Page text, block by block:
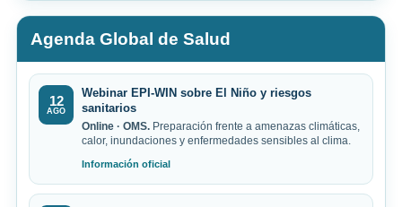
Agenda Global de Salud
12
AGO
Webinar EPI-WIN sobre El Niño y riesgos
sanitarios
Online · OMS. Preparación frente a amenazas climáticas,
calor, inundaciones y enfermedades sensibles al clima.
Información oficial